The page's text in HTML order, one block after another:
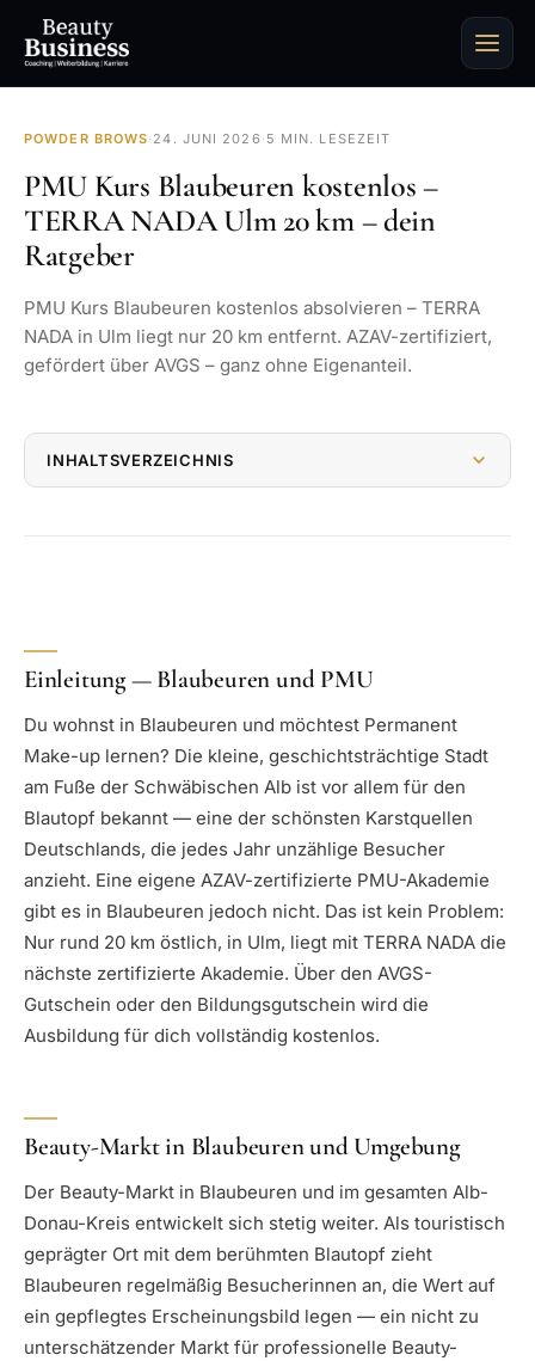
POWDER BROWS· 24. JUNI 2026 · 5 MIN. LESEZEIT
PMU Kurs Blaubeuren kostenlos –
TERRA NADA Ulm 20 km – dein
Ratgeber
PMU Kurs Blaubeuren kostenlos absolvieren – TERRA
NADA in Ulm liegt nur 20 km entfernt. AZAV-zertifiziert,
gefördert über AVGS – ganz ohne Eigenanteil.
INHALTSVERZEICHNIS
Einleitung — Blaubeuren und PMU
Du wohnst in Blaubeuren und möchtest Permanent
Make-up lernen? Die kleine, geschichtsträchtige Stadt
am Fuße der Schwäbischen Alb ist vor allem für den
Blautopf bekannt — eine der schönsten Karstquellen
Deutschlands, die jedes Jahr unzählige Besucher
anzieht. Eine eigene AZAV-zertifizierte PMU-Akademie
gibt es in Blaubeuren jedoch nicht. Das ist kein Problem:
Nur rund 20 km östlich, in Ulm, liegt mit TERRA NADA die
nächste zertifizierte Akademie. Über den AVGS-
Gutschein oder den Bildungsgutschein wird die
Ausbildung für dich vollständig kostenlos.
Beauty-Markt in Blaubeuren und Umgebung
Der Beauty-Markt in Blaubeuren und im gesamten Alb-
Donau-Kreis entwickelt sich stetig weiter. Als touristisch
geprägter Ort mit dem berühmten Blautopf zieht
Blaubeuren regelmäßig Besucherinnen an, die Wert auf
ein gepflegtes Erscheinungsbild legen — ein nicht zu
unterschätzender Markt für professionelle Beauty-